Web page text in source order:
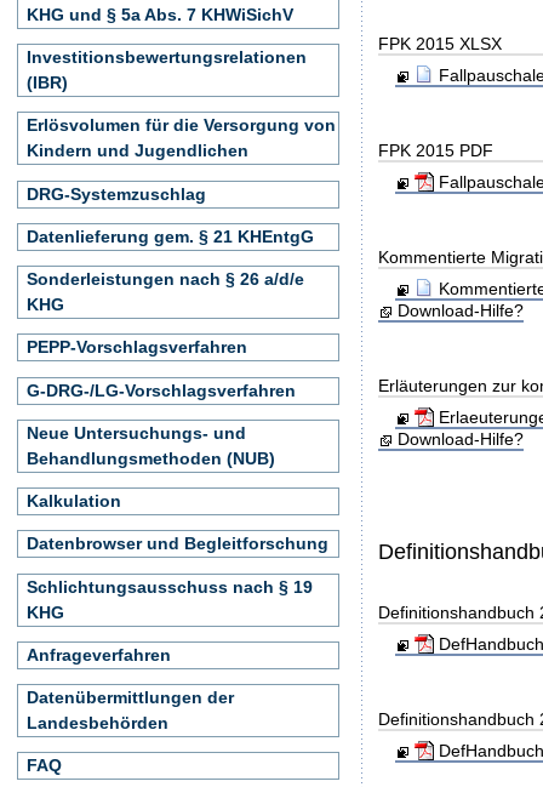
FPK 2015 XLSX
FPK 2015 PDF
Kommentierte
Download-Hilfe?
Erläuterungen zur
Download-Hilfe?
Definitionshandbuch
Definitionshandbuch
KHG und § 5a Abs. 7 KHWiSichV
Investitionsbewertungsrelationen
(IBR)
Erlösvolumen für die Versorgung von
Kindern und Jugendlichen
DRG-Systemzuschlag
Datenlieferung gem. § 21 KHEntgG
Sonderleistungen nach § 26 a/d/e
KHG
PEPP-Vorschlagsverfahren
G-DRG-/LG-Vorschlagsverfahren
Neue Untersuchungs- und
Behandlungsmethoden (NUB)
Kalkulation
Datenbrowser und Begleitforschung
Schlichtungsausschuss nach § 19
KHG
Anfrageverfahren
Datenübermittlungen der
Landesbehörden
FAQ